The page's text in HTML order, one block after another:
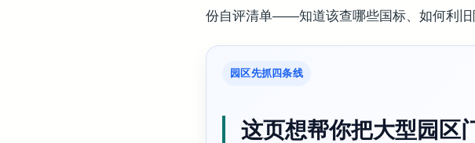
份自评清单——知道该查哪些国标、如何利旧
园区先抓四条线
这页想帮你把大型园区